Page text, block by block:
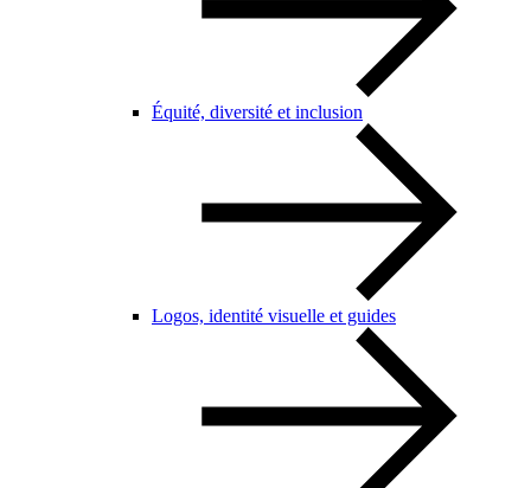
Équité, diversité et inclusion
Logos, identité visuelle et guides